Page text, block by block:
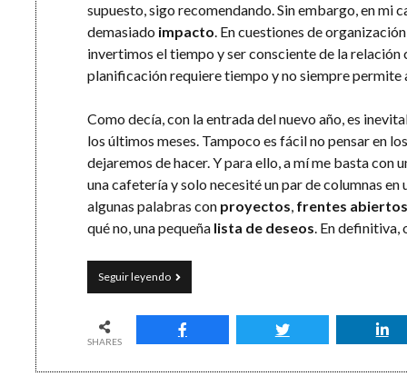
supuesto, sigo recomendando. Sin embargo, en mi
demasiado impacto. En cuestiones de
invertimos el tiempo y ser consciente de la
planificación requiere tiempo y no siempre permite
Como decía, con la entrada del nuevo año, es
los últimos meses. Tampoco es fácil no pensar en
dejaremos de hacer. Y para ello, a mí me basta con
una cafetería y solo necesité un par de columnas
algunas palabras con proyectos, frentes abiertos
qué no, una pequeña lista de deseos. En definitiva,
Seguir leyendoObjetivos
con
una
mágica
SHARES